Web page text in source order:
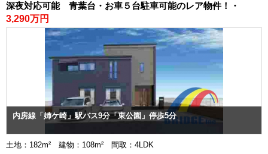
深夜対応可能 青葉台・お車５台駐車可能のレア物件！・
3,290万円
内房線「姉ケ崎」駅バス9分「東公園」停歩5分
土地：182m² 建物：108m² 間取：4LDK